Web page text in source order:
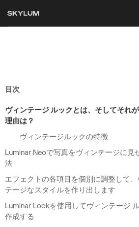
目次
ヴィンテージ ルックとは、そしてそれ
理由は？
ヴィンテージルックの特徴
Luminar Neoで写真をヴィンテージに見
法
エフェクトの各項目を個別に調整して
テージなスタイルを作り出します
Luminar Lookを使用してヴィンテージ
作成する